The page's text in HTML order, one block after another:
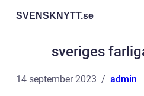
SVENSKNYTT.se
sveriges
14 september 2023 admin